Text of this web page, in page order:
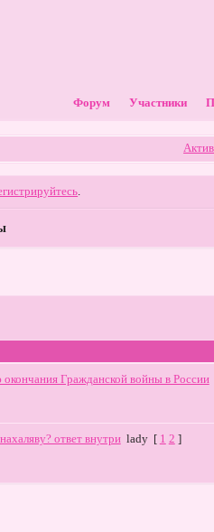
Форум Участники
окончания Гражданской войны в России
ответ внутри lady [ 1 2 ]